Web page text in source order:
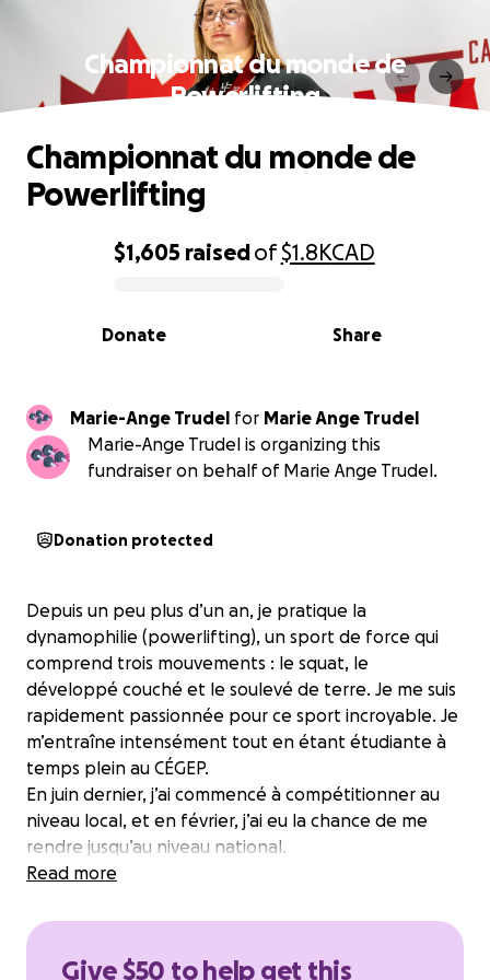
Championnat du monde de
Powerlifting
0% complete
$1,605 raisedof$1.8KCAD
Share
Donate
Championnat du monde de
Powerlifting
Marie-Ange Trudel for Marie Ange Trudel
Marie-Ange Trudel is organizing this
fundraiser on behalf of Marie Ange Trudel.
Donation protected
Depuis un peu plus d’un an, je pratique la
dynamophilie (powerlifting), un sport de force qui
comprend trois mouvements : le squat, le
développé couché et le soulevé de terre. Je me suis
rapidement passionnée pour ce sport incroyable. Je
m’entraîne intensément tout en étant étudiante à
temps plein au CÉGEP.
En juin dernier, j’ai commencé à compétitionner au
niveau local, et en février, j’ai eu la chance de me
rendre jusqu’au niveau national.
En août prochain, je représenterai le Canada au
catégorie sub-junior -76 kg, qui se déroulera au Costa
Read more
Give $50 to help get this